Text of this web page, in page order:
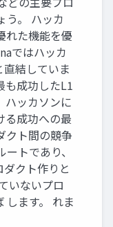
う。 ハッカ
れた機能を優
ではハッカ
結していま
も成功したL1
ハッカソンに
る成功への最
クト間の競争
トであり、
クト作りと
いないプロ
します。 れま